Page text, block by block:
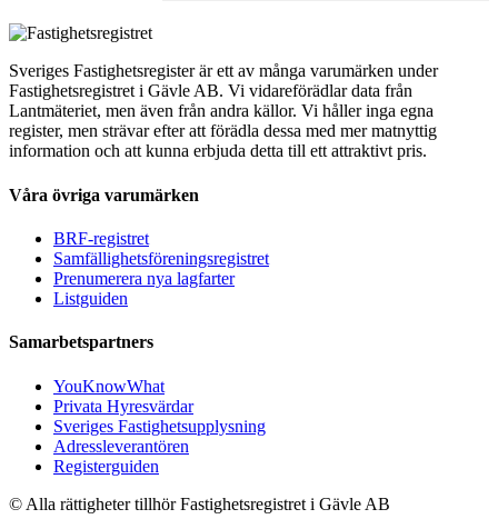
Sveriges Fastighetsregister är ett av många varumärken under
Fastighetsregistret i Gävle AB. Vi vidareförädlar data från
Lantmäteriet, men även från andra källor. Vi håller inga egna
register, men strävar efter att förädla dessa med mer matnyttig
information och att kunna erbjuda detta till ett attraktivt pris.
Våra övriga varumärken
BRF-registret
Samfällighetsföreningsregistret
Prenumerera nya lagfarter
Listguiden
Samarbetspartners
YouKnowWhat
Privata Hyresvärdar
Sveriges Fastighetsupplysning
Adressleverantören
Registerguiden
© Alla rättigheter tillhör Fastighetsregistret i Gävle AB